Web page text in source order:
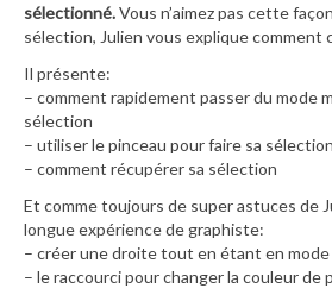
sélectionné.Vous n’aimez pas cette
sélection, Julien vous explique comment
Il présente:
– comment rapidement passer du mode
sélection
– utiliser le pinceau pour faire sa
– comment récupérer sa sélection
Et comme toujours de super astuces de
longue expérience de graphiste:
– créer une droite tout en étant en mode
– le raccourci pour changer la couleur de